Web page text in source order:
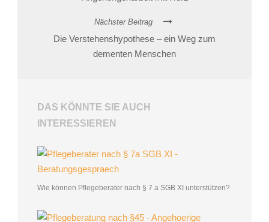
Nächster Beitrag
Die Verstehenshypothese – ein Weg zum
dementen Menschen
DAS KÖNNTE SIE AUCH
INTERESSIEREN
Wie können Pflegeberater nach § 7 a SGB XI unterstützen?